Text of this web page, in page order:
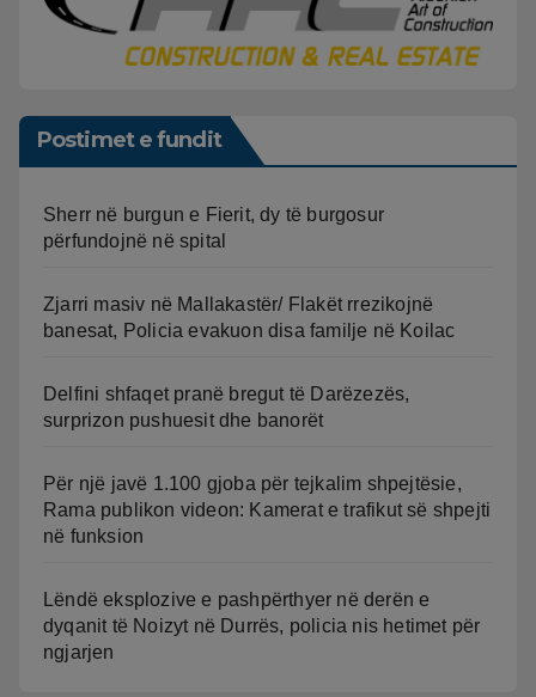
Postimet e fundit
Sherr në burgun e Fierit, dy të burgosur
përfundojnë në spital
Zjarri masiv në Mallakastër/ Flakët rrezikojnë
banesat, Policia evakuon disa familje në Koilac
Delfini shfaqet pranë bregut të Darëzezës,
surprizon pushuesit dhe banorët
Për një javë 1.100 gjoba për tejkalim shpejtësie,
Rama publikon videon: Kamerat e trafikut së shpejti
në funksion
Lëndë eksplozive e pashpërthyer në derën e
dyqanit të Noizyt në Durrës, policia nis hetimet për
ngjarjen